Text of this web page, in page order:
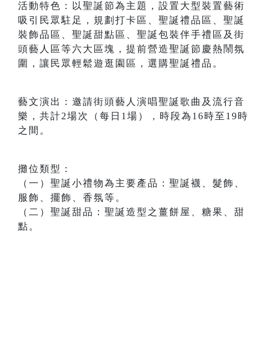
活動特色：以聖誕節為主題，設置大型裝置藝術
吸引民眾駐足，規劃打卡區、聖誕禮品區、聖誕
裝飾品區、聖誕甜點區、聖誕包裝伴手禮區及街
頭藝人區等六大區塊，提前營造聖誕節慶熱鬧氛
圍，讓民眾輕鬆遊逛園區，選購聖誕禮品。
藝文演出：邀請街頭藝人演唱聖誕歌曲及流行音
樂，共計2場次（每日1場），時段為16時至19時
之間。
攤位類型：
（一）聖誕小禮物為主要產品：聖誕襪、髮飾、
服飾、擺飾、香氛等。
（二）聖誕甜品：聖誕造型之薑餅屋、糖果、甜
點。